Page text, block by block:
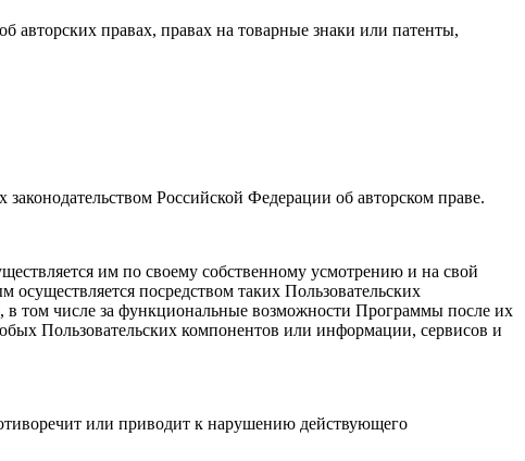
правах, правах на товарные знаки или патенты,
Российской Федерации об авторском праве.
им по своему собственному усмотрению и на свой
посредством таких Пользовательских
в том числе за функциональные возможности Программы после их
Пользовательских компонентов или информации, сервисов и
или приводит к нарушению действующего